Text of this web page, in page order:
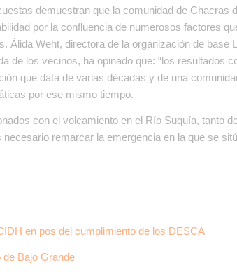
demuestran que la comunidad de Chacras
por la confluencia de numerosos factores
Álida Weht, directora de la organización de base
de los vecinos, ha opinado que: “los resultados
que data de varias décadas y de una
por ese mismo tiempo.
con el volcamiento en el Río Suquía, tanto
remarcar la emergencia en la que se
en pos del cumplimiento de los DESCA
Bajo Grande